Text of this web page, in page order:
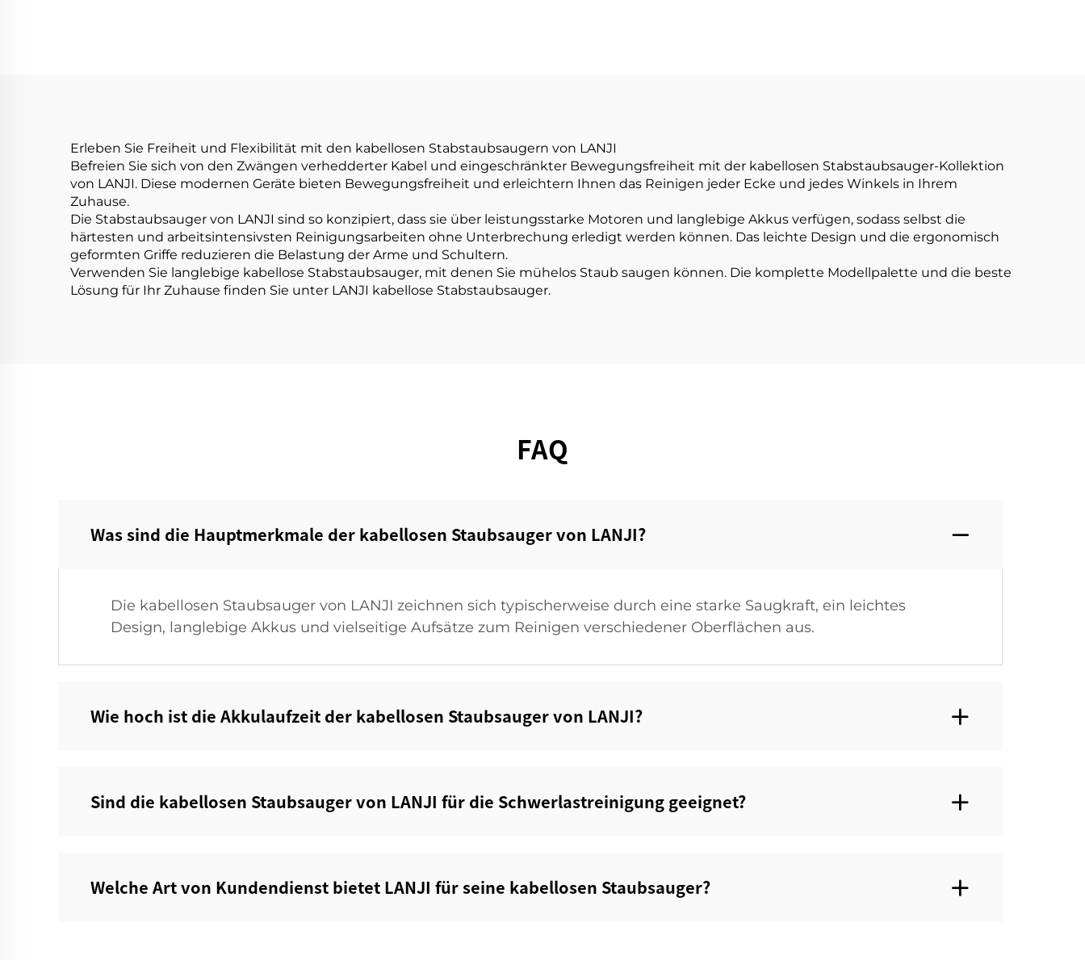
Erleben Sie Freiheit und Flexibilität mit den kabellosen Stabstaubsaugern von LANJI
Befreien Sie sich von den Zwängen verhedderter Kabel und eingeschränkter Bewegungsfreiheit mit der kabellosen Stabstaubsauger-Kollektion
von LANJI. Diese modernen Geräte bieten Bewegungsfreiheit und erleichtern Ihnen das Reinigen jeder Ecke und jedes Winkels in Ihrem
Zuhause.
Die Stabstaubsauger von LANJI sind so konzipiert, dass sie über leistungsstarke Motoren und langlebige Akkus verfügen, sodass selbst die
härtesten und arbeitsintensivsten Reinigungsarbeiten ohne Unterbrechung erledigt werden können. Das leichte Design und die ergonomisch
geformten Griffe reduzieren die Belastung der Arme und Schultern.
Verwenden Sie langlebige kabellose Stabstaubsauger, mit denen Sie mühelos Staub saugen können. Die komplette Modellpalette und die beste
Lösung für Ihr Zuhause finden Sie unter LANJI kabellose Stabstaubsauger.
FAQ
Was sind die Hauptmerkmale der kabellosen Staubsauger von LANJI?‌
Die kabellosen Staubsauger von LANJI zeichnen sich typischerweise durch eine starke Saugkraft, ein leichtes
Design, langlebige Akkus und vielseitige Aufsätze zum Reinigen verschiedener Oberflächen aus.
Wie hoch ist die Akkulaufzeit der kabellosen Staubsauger von LANJI?‌
Sind die kabellosen Staubsauger von LANJI für die Schwerlastreinigung geeignet?‌
Welche Art von Kundendienst bietet LANJI für seine kabellosen Staubsauger?‌